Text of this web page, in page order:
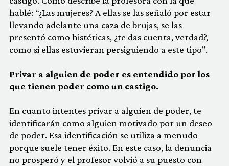
hablé: “¿Las mujeres? A ellas se las señaló por estar
llevando adelante una caza de brujas, se las
presentó como histéricas, ¿te das cuenta, verdad?,
como si ellas estuvieran persiguiendo a este tipo”.
Privar a alguien de poder es entendido por los
que tienen poder como un castigo.
En cuanto intentes privar a alguien de poder, te
identificarán como alguien motivado por un deseo
de poder. Esa identificación se utiliza a menudo
porque suele tener éxito. En este caso, la denuncia
no prosperó y el profesor volvió a su puesto con